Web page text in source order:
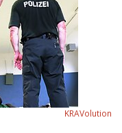
KRAVolution